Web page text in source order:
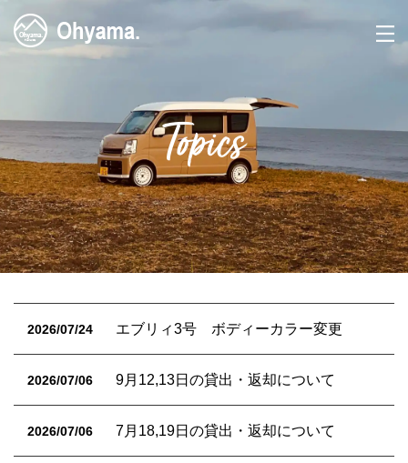
Topics
2026/07/24 エブリィ3号 ボディーカラー変更
2026/07/06 9月12,13日の貸出・返却について
2026/07/06 7月18,19日の貸出・返却について